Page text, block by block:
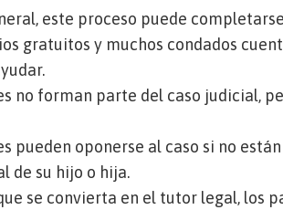
este proceso puede
gratuitos y muchos condados
no forman parte del caso judicial,
pueden oponerse al caso si no
de su hijo o hija.
se convierta en el tutor legal, los